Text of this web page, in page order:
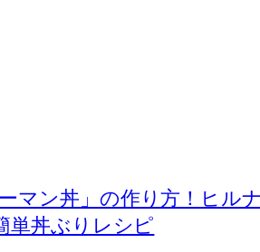
マン丼」の作り方！ヒル
単丼ぶりレシピ